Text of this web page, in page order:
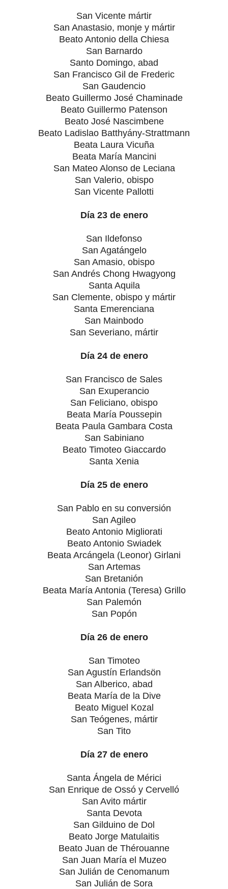
San Vicente mártir
San Anastasio, monje y mártir
Beato Antonio della Chiesa
San Barnardo
Santo Domingo, abad
San Francisco Gil de Frederic
San Gaudencio
Beato Guillermo José Chaminade
Beato Guillermo Patenson
Beato José Nascimbene
Beato Ladislao Batthyány-Strattmann
Beata Laura Vicuña
Beata María Mancini
San Mateo Alonso de Leciana
San Valerio, obispo
San Vicente Pallotti
Día 23 de enero
San Ildefonso
San Agatángelo
San Amasio, obispo
San Andrés Chong Hwagyong
Santa Aquila
San Clemente, obispo y mártir
Santa Emerenciana
San Mainbodo
San Severiano, mártir
Día 24 de enero
San Francisco de Sales
San Exuperancio
San Feliciano, obispo
Beata María Poussepin
Beata Paula Gambara Costa
San Sabiniano
Beato Timoteo Giaccardo
Santa Xenia
Día 25 de enero
San Pablo en su conversión
San Agileo
Beato Antonio Migliorati
Beato Antonio Swiadek
Beata Arcángela (Leonor) Girlani
San Artemas
San Bretanión
Beata María Antonia (Teresa) Grillo
San Palemón
San Popón
Día 26 de enero
San Timoteo
San Agustín Erlandsön
San Alberico, abad
Beata María de la Dive
Beato Miguel Kozal
San Teógenes, mártir
San Tito
Día 27 de enero
Santa Ángela de Mérici
San Enrique de Ossó y Cervelló
San Avito mártir
Santa Devota
San Gilduino de Dol
Beato Jorge Matulaitis
Beato Juan de Thérouanne
San Juan María el Muzeo
San Julián de Cenomanum
San Julián de Sora